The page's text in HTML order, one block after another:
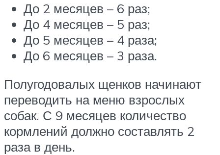
До 2 месяцев – 6 раз;
До 4 месяцев – 5 раз;
До 5 месяцев – 4 раза;
До 6 месяцев – 3 раза.
Полугодовалых щенков начинают
переводить на меню взрослых
собак. С 9 месяцев количество
кормлений должно составлять 2
раза в день.